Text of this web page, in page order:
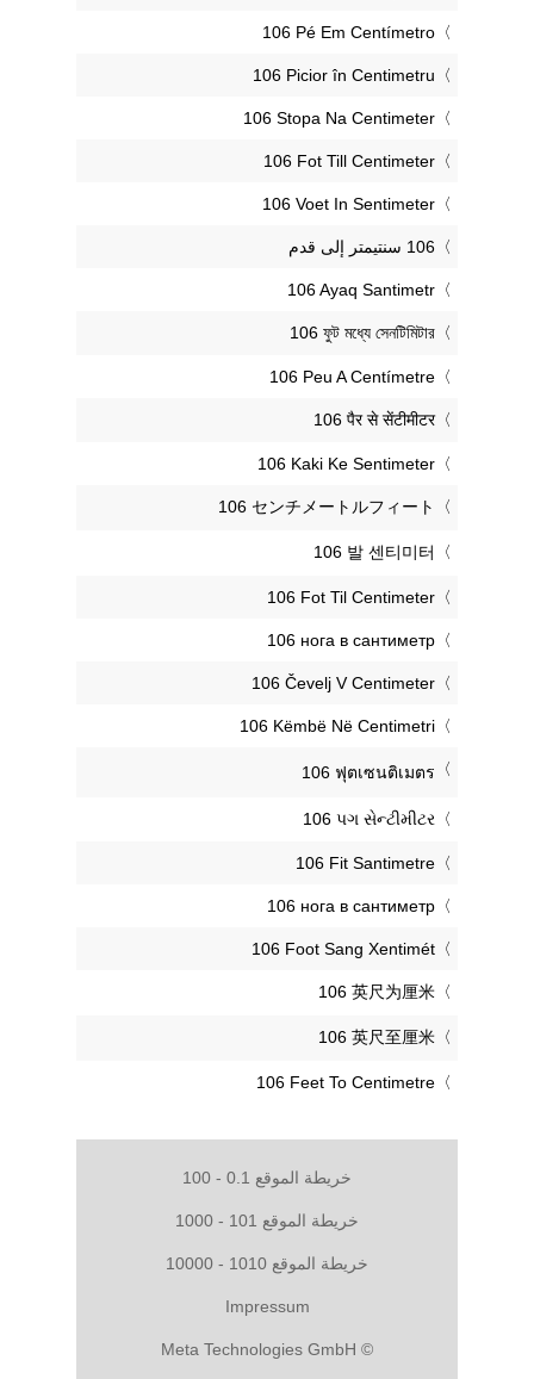
‎106 Pé Em Centímetro
‎106 Picior în Centimetru
‎106 Stopa Na Centimeter
‎106 Fot Till Centimeter
‎106 Voet In Sentimeter
‎106 Ayaq Santimetr
‎106 ফুট মধ্যে সেনটিমিটার
‎106 Peu A Centímetre
‎106 पैर से सेंटीमीटर
‎106 Kaki Ke Sentimeter
‎106 センチメートルフィート
‎106 발 센티미터
‎106 Fot Til Centimeter
‎106 нога в сантиметр
‎106 Čevelj V Centimeter
‎106 Këmbë Në Centimetri
‎106 ฟุตเซนติเมตร
‎106 પગ સેન્ટીમીટર
‎106 Fit Santimetre
‎106 нога в сантиметр
‎106 Foot Sang Xentimét
‎106 英尺为厘米
‎106 英尺至厘米
‎106 Feet To Centimetre
خريطة الموقع 0.1 - 100
خريطة الموقع 101 - 1000
خريطة الموقع 1010 - 10000
Impressum
© Meta Technologies GmbH